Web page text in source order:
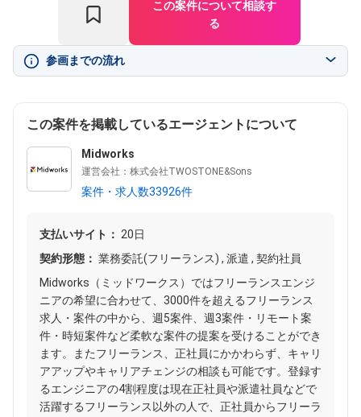
この案件について相談す
る
参画までの流れ
この案件を掲載しているエージェントについて
Midworks
運営会社：株式会社TWOSTONE&Sons
案件・求人数33926件
支払いサイト： 20日
契約形態： 業務委託(フリーランス) , 派遣 , 契約社員
Midworks（ミッドワークス）ではフリーランスエンジ
ニアの希望に合わせて、3000件を超えるフリーランス
求人・案件の中から、週5案件、週3案件・リモート案
件・時短案件など柔軟な案件の提案を受けることができ
ます。またフリーランス、正社員にかかわらず、キャリ
アアップやキャリアチェンジの相談も可能です。登録す
るエンジニアの4割程度は現在正社員や派遣社員などで
活躍するフリーランス以外の人で、正社員からフリーラ